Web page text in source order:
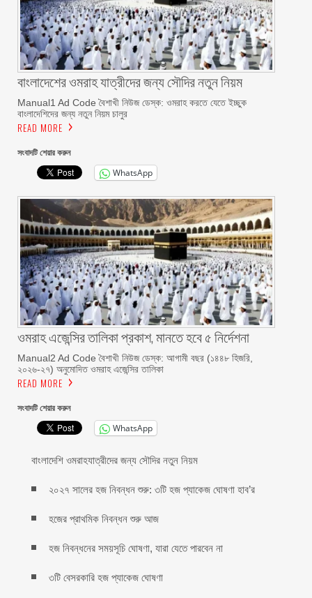
বাংলাদেশের ওমরাহ যাত্রীদের জন্য সৌদির নতুন নিয়ম
Manual1 Ad Code বৈশাখী নিউজ ডেস্ক: ওমরাহ করতে যেতে ইচ্ছুক
বাংলাদেশিদের জন্য নতুন নিয়ম চালুর
READ MORE
সংবাদটি শেয়ার করুন
WhatsApp
ওমরাহ এজেন্সির তালিকা প্রকাশ, মানতে হবে ৫ নির্দেশনা
Manual2 Ad Code বৈশাখী নিউজ ডেস্ক: আগামী বছর (১৪৪৮ হিজরি,
২০২৬-২৭) অনুমোদিত ওমরাহ এজেন্সির তালিকা
READ MORE
সংবাদটি শেয়ার করুন
WhatsApp
বাংলাদেশি ওমরাহযাত্রীদের জন্য সৌদির নতুন নিয়ম
২০২৭ সালের হজ নিবন্ধন শুরু: ৩টি হজ প্যাকেজ ঘোষণা হাব’র
হজের প্রাথমিক নিবন্ধন শুরু আজ
হজ নিবন্ধনের সময়সূচি ঘোষণা, যারা যেতে পারবেন না
৩টি বেসরকারি হজ প্যাকেজ ঘোষণা